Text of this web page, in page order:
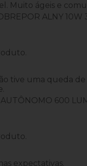
Muito ágeis e
ALNY
tive uma queda
600
expectativas.